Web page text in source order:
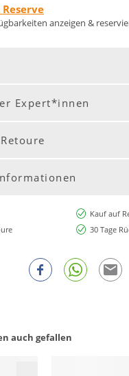
anzeigen &
Expert*innen
Kauf auf
30 Tage
auch gefallen